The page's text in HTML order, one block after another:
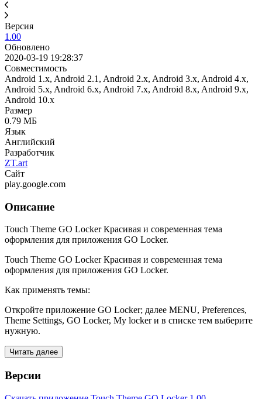
Версия
1.00
Обновлено
2020-03-19 19:28:37
Совместимость
Android 1.x, Android 2.1, Android 2.x, Android 3.x, Android 4.x,
Android 5.x, Android 6.x, Android 7.x, Android 8.x, Android 9.x,
Android 10.x
Размер
0.79 МБ
Язык
Английский
Разработчик
ZT.art
Сайт
play.google.com
Описание
Touch Theme GO Locker Красивая и современная тема
оформления для приложения GO Locker.
Touch Theme GO Locker Красивая и современная тема
оформления для приложения GO Locker.
Как применять темы:
Откройте приложение GO Locker; далее MENU, Preferences,
Theme Settings, GO Locker, My locker и в списке тем выберите
нужную.
Читать далее
Версии